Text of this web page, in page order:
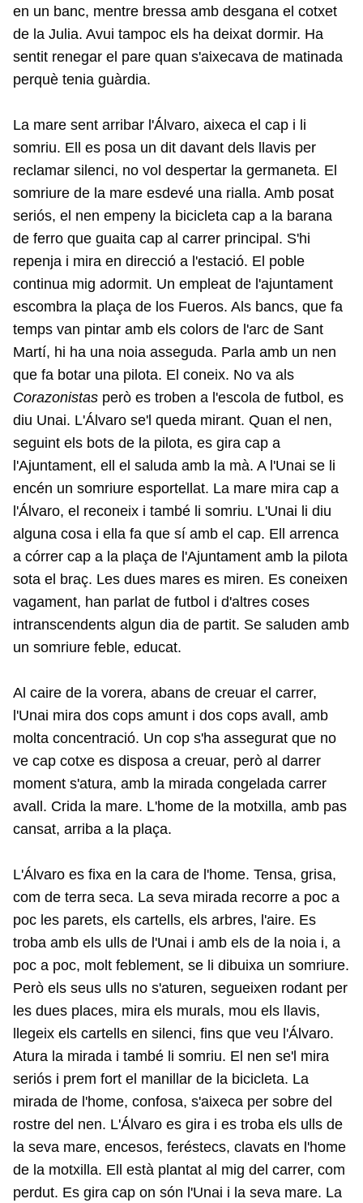
en un banc, mentre bressa amb desgana el cotxet
de la Julia. Avui tampoc els ha deixat dormir. Ha
sentit renegar el pare quan s'aixecava de matinada
perquè tenia guàrdia.
La mare sent arribar l'Álvaro, aixeca el cap i li
somriu. Ell es posa un dit davant dels llavis per
reclamar silenci, no vol despertar la germaneta. El
somriure de la mare esdevé una rialla. Amb posat
seriós, el nen empeny la bicicleta cap a la barana
de ferro que guaita cap al carrer principal. S'hi
repenja i mira en direcció a l'estació. El poble
continua mig adormit. Un empleat de l'ajuntament
escombra la plaça de los Fueros. Als bancs, que fa
temps van pintar amb els colors de l'arc de Sant
Martí, hi ha una noia asseguda. Parla amb un nen
que fa botar una pilota. El coneix. No va als
Corazonistas però es troben a l'escola de futbol, es
diu Unai. L'Álvaro se'l queda mirant. Quan el nen,
seguint els bots de la pilota, es gira cap a
l'Ajuntament, ell el saluda amb la mà. A l'Unai se li
encén un somriure esportellat. La mare mira cap a
l'Álvaro, el reconeix i també li somriu. L'Unai li diu
alguna cosa i ella fa que sí amb el cap. Ell arrenca
a córrer cap a la plaça de l'Ajuntament amb la pilota
sota el braç. Les dues mares es miren. Es coneixen
vagament, han parlat de futbol i d'altres coses
intranscendents algun dia de partit. Se saluden amb
un somriure feble, educat.
Al caire de la vorera, abans de creuar el carrer,
l'Unai mira dos cops amunt i dos cops avall, amb
molta concentració. Un cop s'ha assegurat que no
ve cap cotxe es disposa a creuar, però al darrer
moment s'atura, amb la mirada congelada carrer
avall. Crida la mare. L'home de la motxilla, amb pas
cansat, arriba a la plaça.
L'Álvaro es fixa en la cara de l'home. Tensa, grisa,
com de terra seca. La seva mirada recorre a poc a
poc les parets, els cartells, els arbres, l'aire. Es
troba amb els ulls de l'Unai i amb els de la noia i, a
poc a poc, molt feblement, se li dibuixa un somriure.
Però els seus ulls no s'aturen, segueixen rodant per
les dues places, mira els murals, mou els llavis,
llegeix els cartells en silenci, fins que veu l'Álvaro.
Atura la mirada i també li somriu. El nen se'l mira
seriós i prem fort el manillar de la bicicleta. La
mirada de l'home, confosa, s'aixeca per sobre del
rostre del nen. L'Álvaro es gira i es troba els ulls de
la seva mare, encesos, feréstecs, clavats en l'home
de la motxilla. Ell està plantat al mig del carrer, com
perdut. Es gira cap on són l'Unai i la seva mare. La